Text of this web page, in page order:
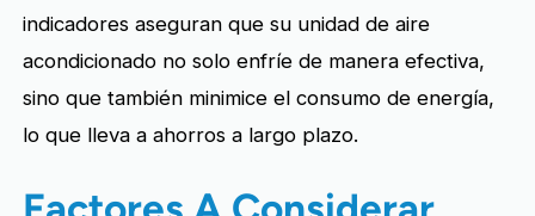
indicadores aseguran que su unidad de aire
acondicionado no solo enfríe de manera efectiva,
sino que también minimice el consumo de energía,
lo que lleva a ahorros a largo plazo.